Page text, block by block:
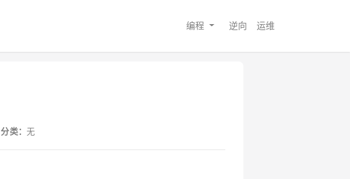
编程 逆向 运维
分类：无